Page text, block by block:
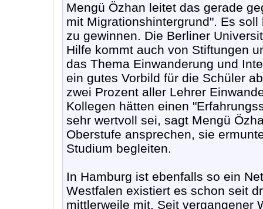
Mengü Özhan leitet das gerade
mit Migrationshintergrund". Es
zu gewinnen. Die Berliner
Hilfe kommt auch von Stiftungen
das Thema Einwanderung und
ein gutes Vorbild für die Schüler
zwei Prozent aller Lehrer
Kollegen hätten einen
sehr wertvoll sei, sagt Mengü
Oberstufe ansprechen, sie
Studium begleiten.
In Hamburg ist ebenfalls so ein
Westfalen existiert es schon seit
mittlerweile mit. Seit vergangener